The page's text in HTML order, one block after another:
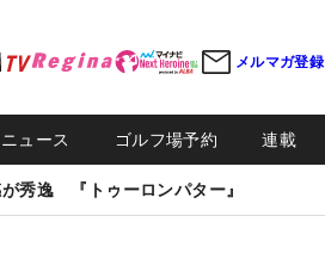
メルマガ登録
ュース ゴルフ場予約 連載
秀逸 『トゥーロンパター』